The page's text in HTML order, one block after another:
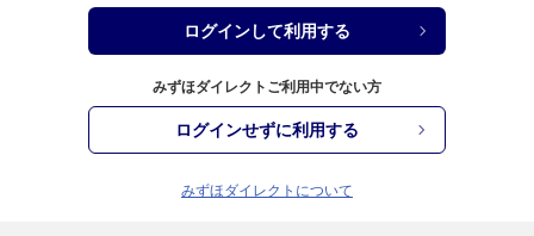
ログインして利用する
みずほダイレクトご利用中でない方
ログインせずに利用する
みずほダイレクトについて